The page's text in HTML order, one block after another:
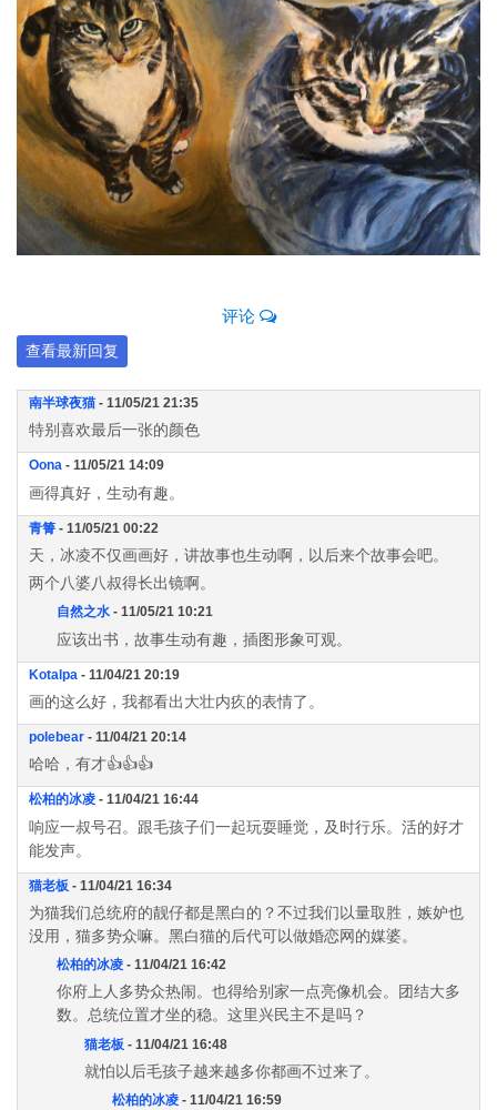
评论
查看最新回复
南半球夜猫 - 11/05/21 21:35
特别喜欢最后一张的颜色
Oona - 11/05/21 14:09
画得真好，生动有趣。
青箐 - 11/05/21 00:22
天，冰凌不仅画画好，讲故事也生动啊，以后来个故事会吧。
两个八婆八叔得长出镜啊。
自然之水 - 11/05/21 10:21
应该出书，故事生动有趣，插图形象可观。
Kotalpa - 11/04/21 20:19
画的这么好，我都看出大壮内疚的表情了。
polebear - 11/04/21 20:14
哈哈，有才👍👍👍
松柏的冰凌 - 11/04/21 16:44
响应一叔号召。跟毛孩子们一起玩耍睡觉，及时行乐。活的好才
能发声。
猫老板 - 11/04/21 16:34
为猫我们总统府的靓仔都是黑白的？不过我们以量取胜，嫉妒也
没用，猫多势众嘛。黑白猫的后代可以做婚恋网的媒婆。
松柏的冰凌 - 11/04/21 16:42
你府上人多势众热闹。也得给别家一点亮像机会。团结大多
数。总统位置才坐的稳。这里兴民主不是吗？
猫老板 - 11/04/21 16:48
就怕以后毛孩子越来越多你都画不过来了。
松柏的冰凌 - 11/04/21 16:59